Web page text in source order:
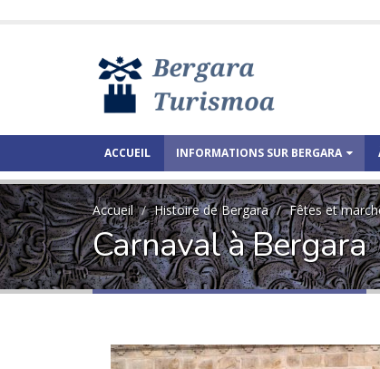
ACCUEIL INFORMATIONS SUR BERGARA
Accueil Histoire de Bergara Fêtes et
Carnaval à Bergara